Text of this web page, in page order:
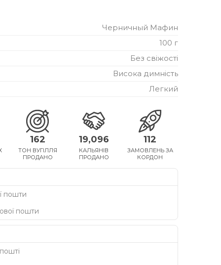
Черничный Мафин
100 г
Без свіжості
Висока димність
Легкий
162
ТОН ВУГІЛЛЯ
ПРОДАНО
19,096
КАЛЬЯНІВ
ПРОДАНО
112
ЗАМОВЛЕНЬ ЗА
КОРДОН
пошти
пошти